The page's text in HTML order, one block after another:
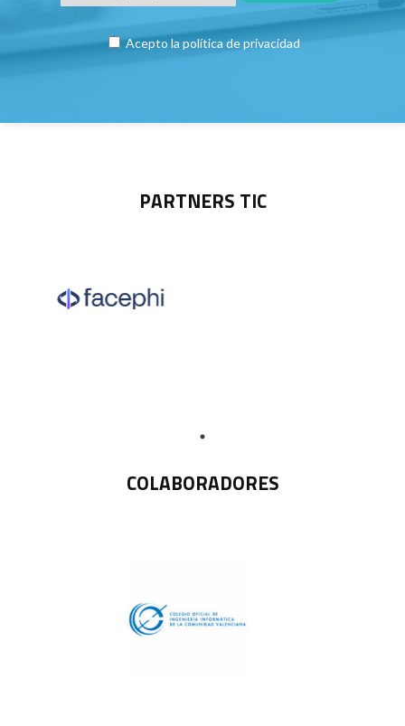
Acepto la política de privacidad
PARTNERS TIC
COLABORADORES